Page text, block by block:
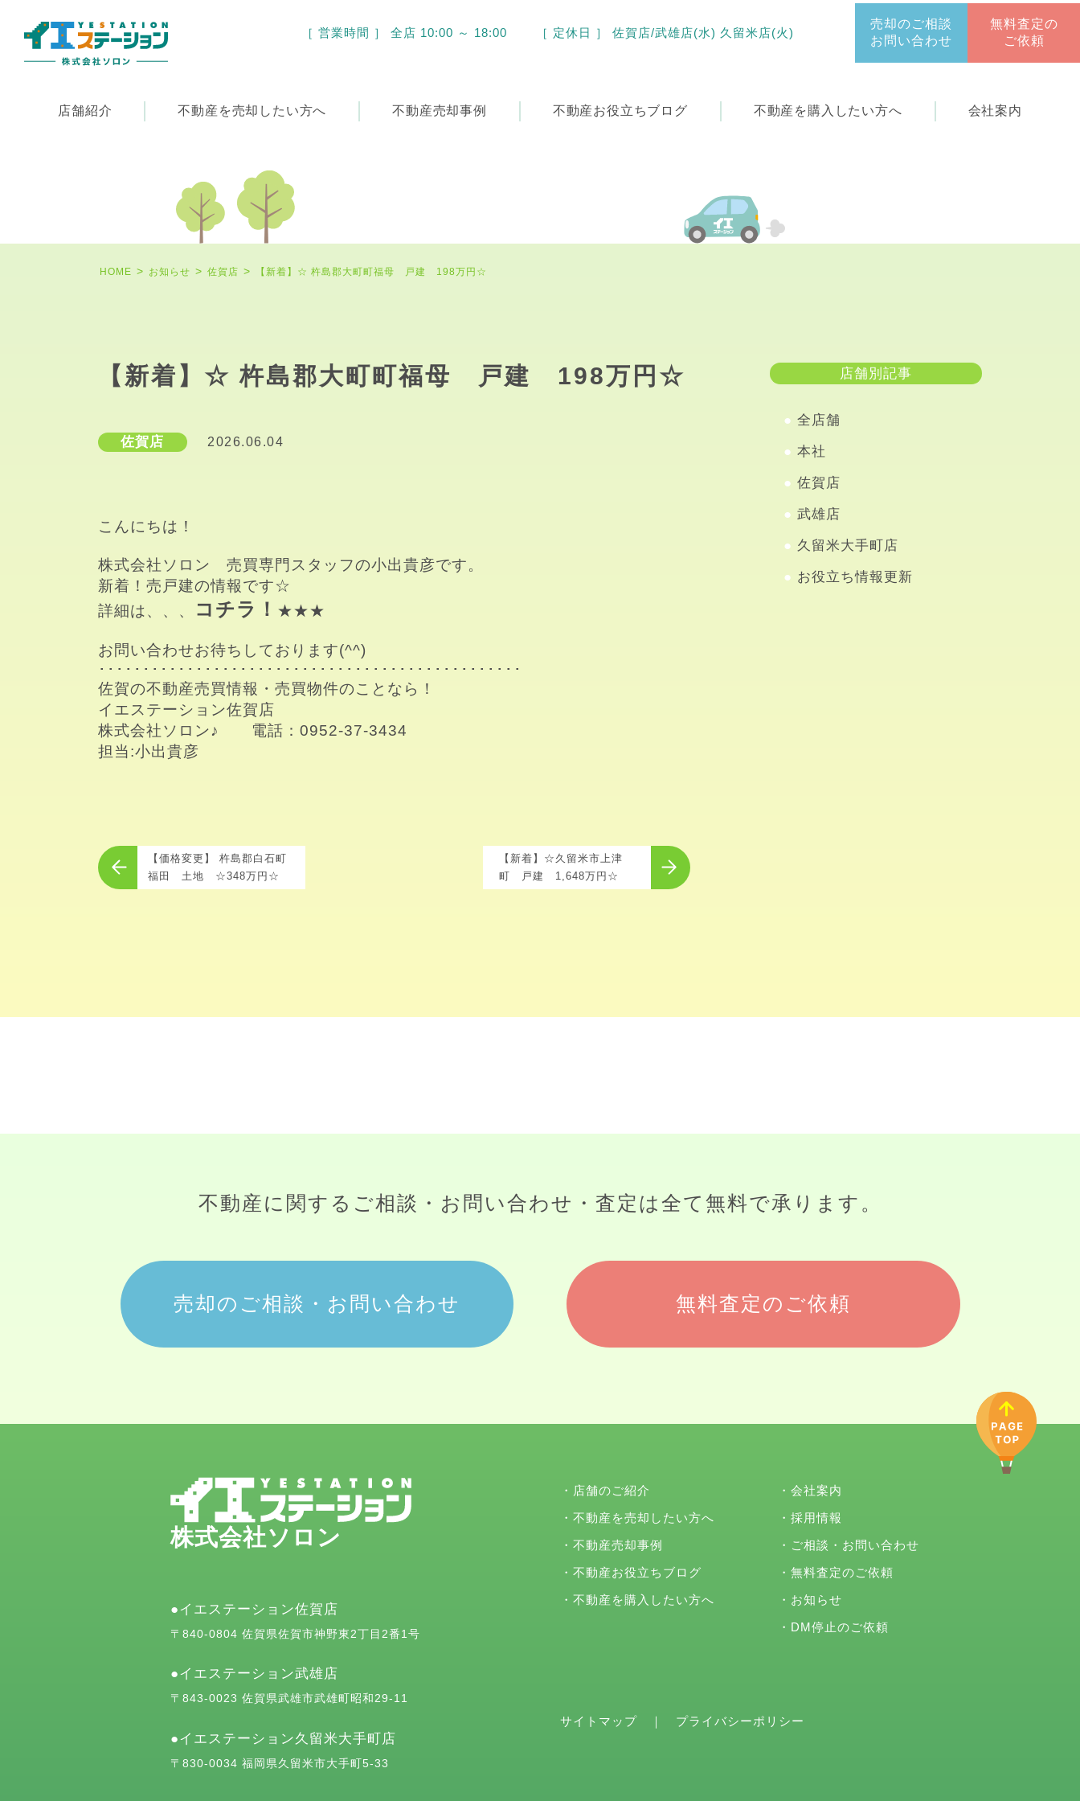
［ 営業時間 ］ 全店 10:00 ～ 18:00 ［ 定休日 ］ 佐賀店/武雄店(水) 久留米店(火)
売却のご相談
お問い合わせ
無料査定の
ご依頼
店舗紹介 不動産を売却したい方へ 不動産売却事例 不動産お役立ちブログ 不動産を購入したい方へ 会社案内
HOME お知らせ 佐賀店 【新着】☆ 杵島郡大町町福母 戸建 198万円☆
【新着】☆ 杵島郡大町町福母 戸建 198万円☆
佐賀店 2026.06.04
こんにちは！
株式会社ソロン　売買専門スタッフの小出貴彦です。
新着！売戸建の情報です☆
詳細は、、、
コチラ ！ ★★★
お問い合わせお待ちしております(^^)
････････････････････････････････････････････････
佐賀の不動産売買情報・売買物件のことなら！
イエステーション佐賀店
株式会社ソロン♪　　電話：0952-37-3434
担当:小出貴彦
【価格変更】 杵島郡白石町
福田 土地 ☆348万円☆
【新着】☆久留米市上津
町 戸建 1,648万円☆
店舗別記事
全店舗
本社
佐賀店
武雄店
久留米大手町店
お役立ち情報更新
不動産に関する ご相談・お問い合わせ・査定は 全て無料で承ります。
売却のご相談・お問い合わせ 無料査定のご依頼
株式会社ソロン
イエステーション佐賀店
〒840-0804 佐賀県佐賀市神野東2丁目2番1号
イエステーション武雄店
〒843-0023 佐賀県武雄市武雄町昭和29-11
イエステーション久留米大手町店
〒830-0034 福岡県久留米市大手町5-33
・ 店舗のご紹介
・ 不動産を売却したい方へ
・ 不動産売却事例
・ 不動産お役立ちブログ
・ 不動産を購入したい方へ
・ 会社案内
・ 採用情報
・ ご相談・お問い合わせ
・ 無料査定のご依頼
・ お知らせ
・ DM停止のご依頼
サイトマップ ｜ プライバシーポリシー